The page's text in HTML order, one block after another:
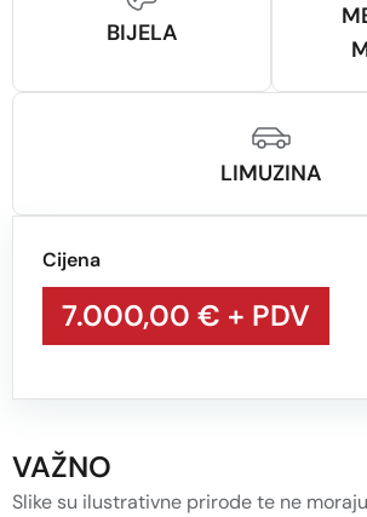
Cijena
7.000,00 € + PDV
BIJELA
LIMUZINA
VAŽNO
Slike su ilustrativne prirode te ne